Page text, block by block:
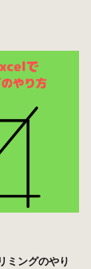
ミングのやり